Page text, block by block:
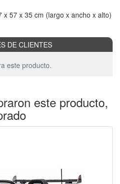
x 57 x 35 cm (largo x ancho x alto)
DE CLIENTES
este producto.
este producto,